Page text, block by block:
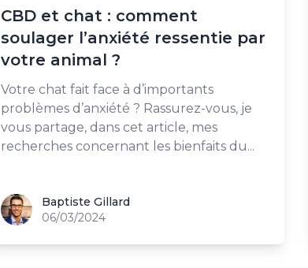
CBD et chat : comment
soulager l’anxiété ressentie par
votre animal ?
Votre chat fait face à d’importants
problèmes d’anxiété ? Rassurez-vous, je
vous partage, dans cet article, mes
recherches concernant les bienfaits du...
Baptiste Gillard
Baptiste Gillard
06/03/2024